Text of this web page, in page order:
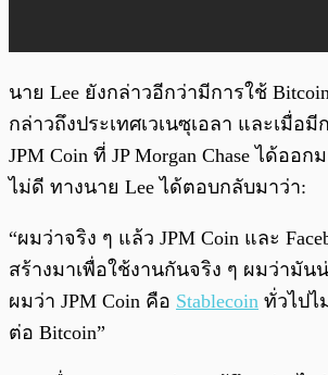
นาย Lee ยังกล่าวอีกว่ามีการใช้
กล่าวถึงประเทศเวเนซุเอลา และเมื่อ
JPM Coin ที่ JP Morgan Chase ได้ออ
ไม่ดี ทางนาย Lee ได้ตอบกลับมาว่า:
“ผมว่าจริง ๆ แล้ว JPM Coin และ
สร้างมาเพื่อใช้งานกันจริง ๆ ผมว่ามัน
ผมว่า JPM Coin คือ Stablecoin ทั่วไปไ
ต่อ Bitcoin”